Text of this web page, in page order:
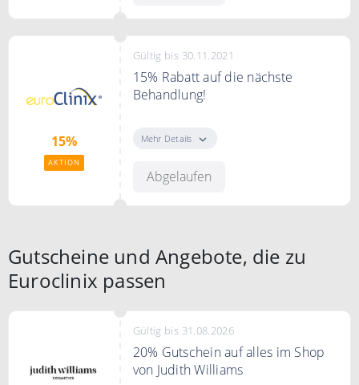
15%
AKTION
Gültig bis 30.11.2021
15% Rabatt auf die nächste
Behandlung!
und erhalte 15% Rabatt auf deine
Mehr Details
Abgelaufen
Gutscheine und Angebote, die zu
Euroclinix passen
Gültig bis 31.08.2026
20% Gutschein auf alles im Shop
von Judith Williams